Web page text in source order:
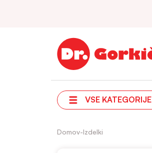
VSE KATEGORIJE
Domov-Izdelki